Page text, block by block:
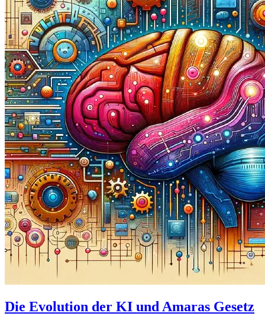
Die Evolution der KI und Amaras Gesetz